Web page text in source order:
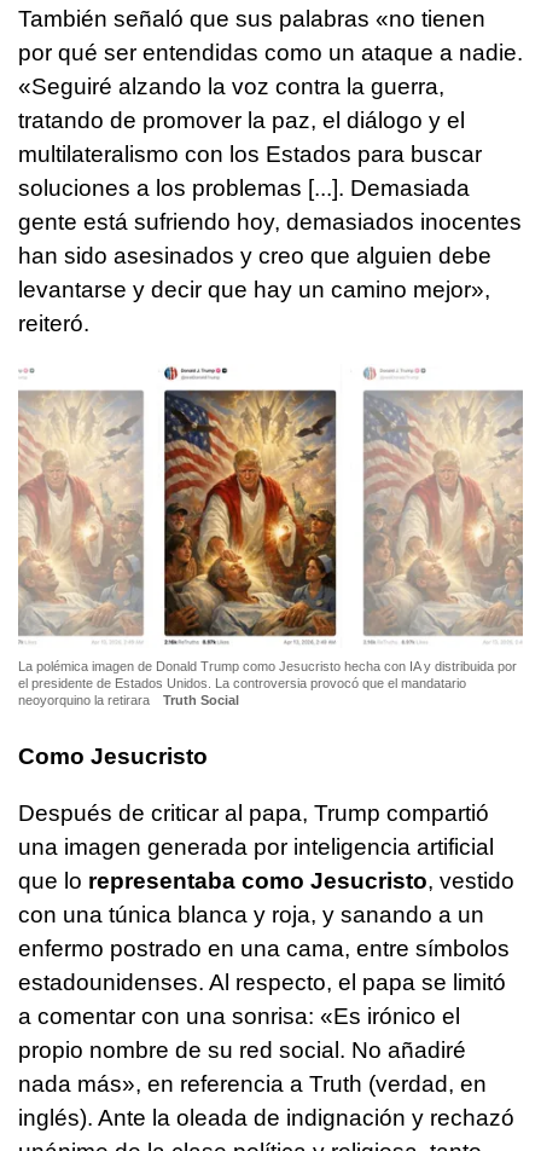
También señaló que sus palabras «no tienen
por qué ser entendidas como un ataque a nadie.
«Seguiré alzando la voz contra la guerra,
tratando de promover la paz, el diálogo y el
multilateralismo con los Estados para buscar
soluciones a los problemas [...]. Demasiada
gente está sufriendo hoy, demasiados inocentes
han sido asesinados y creo que alguien debe
levantarse y decir que hay un camino mejor»,
reiteró.
La polémica imagen de Donald Trump como Jesucristo hecha con IA y distribuida por
el presidente de Estados Unidos. La controversia provocó que el mandatario
neoyorquino la retirara
Truth Social
Como Jesucristo
Después de criticar al papa, Trump compartió
una imagen generada por inteligencia artificial
que lo representaba como Jesucristo, vestido
con una túnica blanca y roja, y sanando a un
enfermo postrado en una cama, entre símbolos
estadounidenses. Al respecto, el papa se limitó
a comentar con una sonrisa: «Es irónico el
propio nombre de su red social. No añadiré
nada más», en referencia a Truth (verdad, en
inglés). Ante la oleada de indignación y rechazó